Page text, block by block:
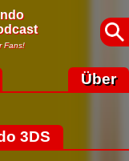
Fans!
Über
3DS